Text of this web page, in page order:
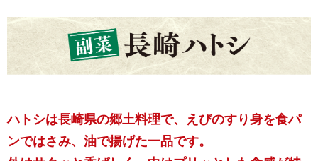
ハトシは長崎県の郷土料理で、えびのすり身を食パ
ンではさみ、油で揚げた一品です。